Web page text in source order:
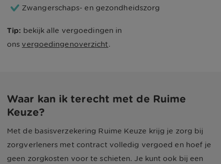
Zwangerschaps- en gezondheidszorg
Tip: bekijk alle vergoedingen in
ons vergoedingenoverzicht.
Waar kan ik terecht met de Ruime
Keuze?
Met de basisverzekering Ruime Keuze krijg je zorg bij
zorgverleners met contract volledig vergoed en hoef je
geen zorgkosten voor te schieten. Je kunt ook bij een